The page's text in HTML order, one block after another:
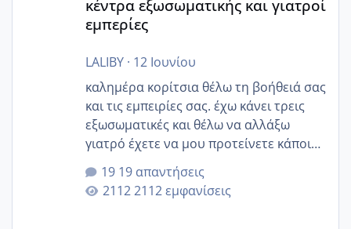
κέντρα εξωσωματικής και γιατροί
εμπερίες
LALIBY· 12 Ιουνίου
καλημέρα κορίτσια θέλω τη βοήθειά σας
και τις εμπειρίες σας. έχω κάνει τρεις
εξωσωματικές και θέλω να αλλάξω
γιατρό έχετε να μου προτείνετε κάποιον
που μείνατε ευχαριστημένες και είχατε
επιιτυχία? έκανα στο υγεία με τον
ζερβομανωλάκη (δεν το εψαξε καθόλου
19 απαντήσεις
2112 εμφανίσεις